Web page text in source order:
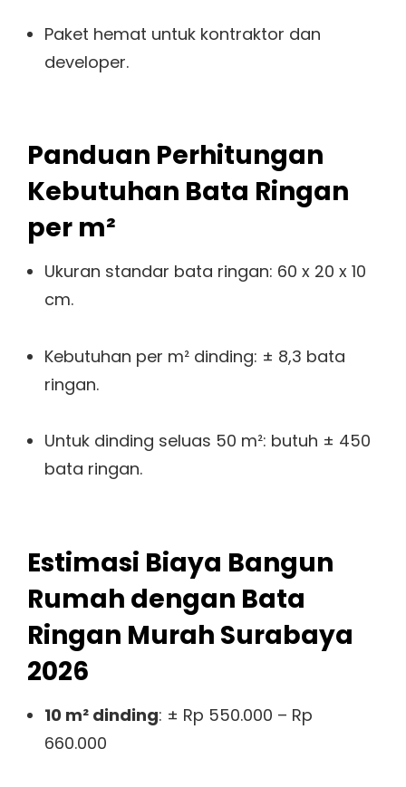
Paket hemat untuk kontraktor dan
developer.
Panduan Perhitungan
Kebutuhan Bata Ringan
per m²
Ukuran standar bata ringan: 60 x 20 x 10
cm.
Kebutuhan per m² dinding: ± 8,3 bata
ringan.
Untuk dinding seluas 50 m²: butuh ± 450
bata ringan.
Estimasi Biaya Bangun
Rumah dengan Bata
Ringan Murah Surabaya
2026
10 m² dinding: ± Rp 550.000 – Rp
660.000